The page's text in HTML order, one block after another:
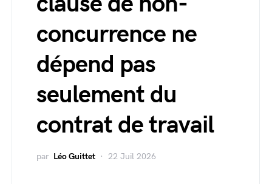
concurrence ne
dépend pas
seulement du
contrat de travail
par Léo Guittet 22 Juil 2026